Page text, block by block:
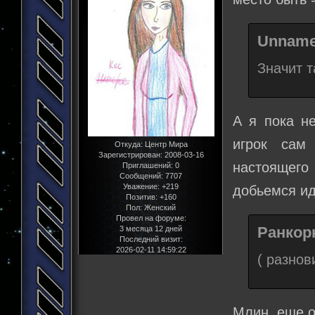
Откуда:Центр Мира
Зарегистрирован: 2008-03-16
Приглашений: 0
Сообщений: 7707
Уважение: +219
Позитив: +160
Пол:Женский
Провел на форуме:
3 месяца 12 дней
Последний визит:
2026-02-11 14:59:22
Значит
А я пока
игрок сам
добьемся
(